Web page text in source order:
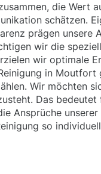
die Wert
schätzen.
prägen unsere
wir die
wir optimale
in Moutfort
Wir möchten
Das bedeutet
Ansprüche unserer
so